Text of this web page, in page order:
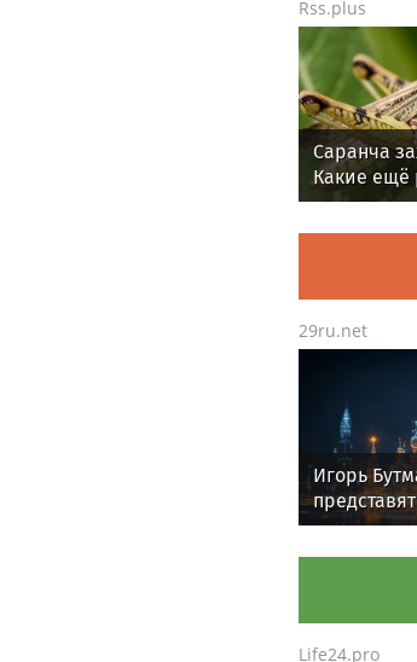
Rss.plus
Саранча
Какие ещё
под
сценарий
29ru.net
Игорь
октября
Life24.pro